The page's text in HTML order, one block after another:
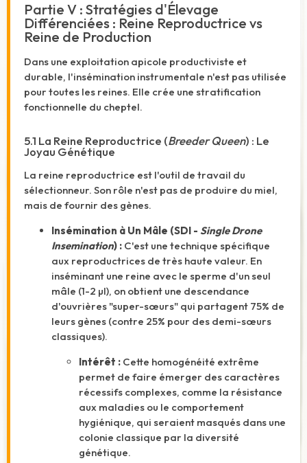
Partie V : Stratégies d'Élevage
Différenciées : Reine Reproductrice vs
Reine de Production
Dans une exploitation apicole productiviste et
durable, l'insémination instrumentale n'est pas utilisée
pour toutes les reines. Elle crée une stratification
fonctionnelle du cheptel.
5.1 La Reine Reproductrice (Breeder Queen) : Le
Joyau Génétique
La reine reproductrice est l'outil de travail du
sélectionneur. Son rôle n'est pas de produire du miel,
mais de fournir des gènes.
Insémination à Un Mâle (SDI - Single Drone
Insemination) : C'est une technique spécifique
aux reproductrices de très haute valeur. En
inséminant une reine avec le sperme d'un seul
mâle (1-2 µl), on obtient une descendance
d'ouvrières "super-sœurs" qui partagent 75% de
leurs gènes (contre 25% pour des demi-sœurs
classiques).
Intérêt : Cette homogénéité extrême
permet de faire émerger des caractères
récessifs complexes, comme la résistance
aux maladies ou le comportement
hygiénique, qui seraient masqués dans une
colonie classique par la diversité
génétique.